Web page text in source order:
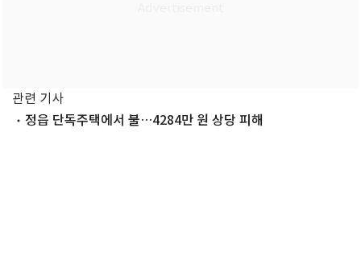
관련 기사
정읍 단독주택에서 불…4284만 원 상당 피해